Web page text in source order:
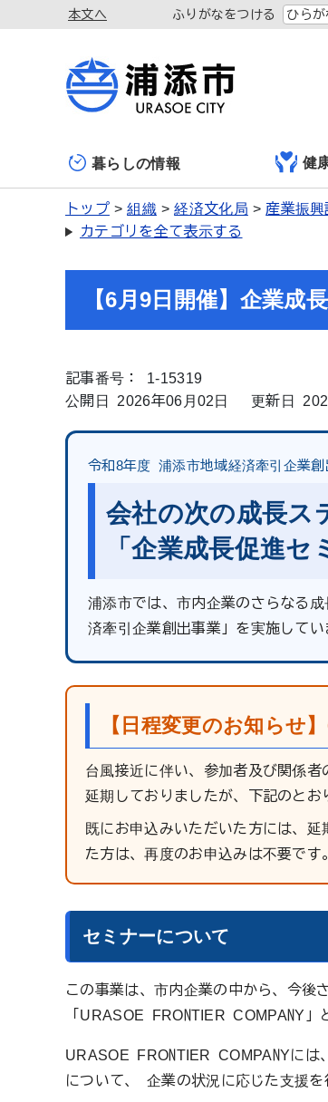
本文へ ふりがなをつける ひらが
暮らしの情報 健
トップ 組織 経済文化局
産業振興
カテゴリを全て表示する
【6月9日開催】企業成
記事番号： 1-15319
公開日 2026年06月02日
更新日
令和8年度 浦添市地域経済牽引企業創
会社の次の成長ス
「企業成長促進
浦添市では、市内企業のさらなる
済牽引企業創出事業」を実施してい
【日程変更のお知らせ
台風接近に伴い、参加者及び関係
延期しておりましたが、下記のとお
既にお申込みいただいた方には、
た方は、再度のお申込みは不要です
セミナーについて
この事業は、市内企業の中から、今後
「URASOE FRONTIER COMPANY」
URASOE FRONTIER COMPANYには
について、 企業の状況に応じた支援を